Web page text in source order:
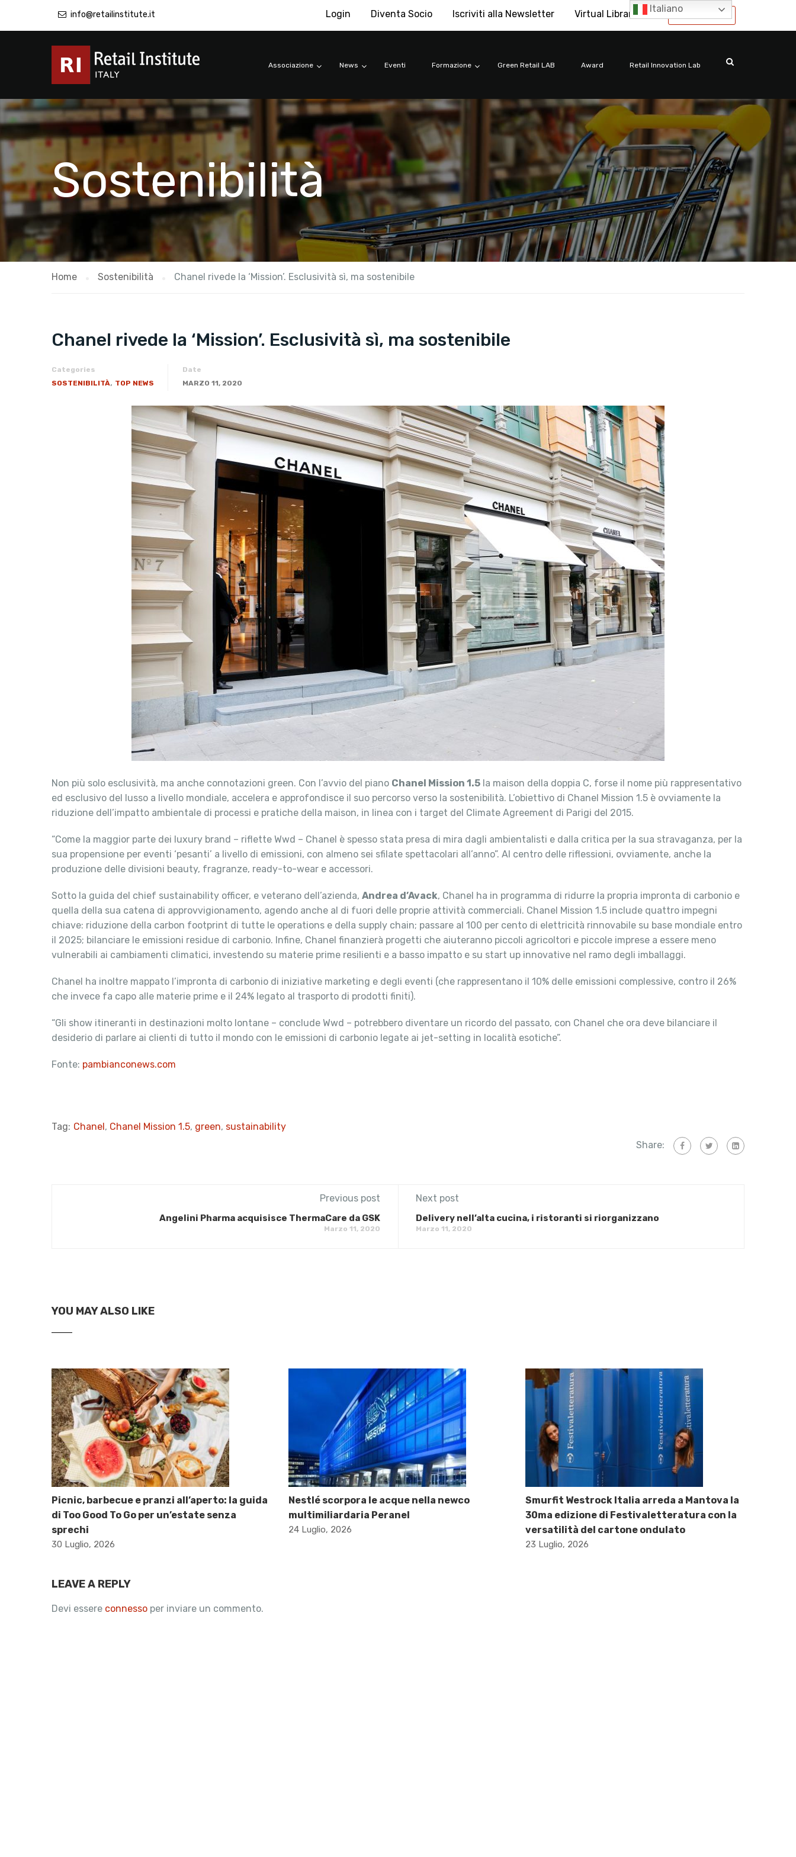
info@retailinstitute.it International
Login Diventa Socio Iscriviti alla Newsletter Virtual Library
Associazione News Eventi Formazione Green Retail LAB Award Retail Innovation Lab
Sostenibilità
Home Sostenibilità Chanel rivede la ‘Mission’. Esclusività sì, ma sostenibile
Chanel rivede la ‘Mission’. Esclusività sì, ma sostenibile
Categories
SOSTENIBILITÀ, TOP NEWS
Date
MARZO 11, 2020
Non più solo esclusività, ma anche connotazioni green. Con l’avvio del piano Chanel Mission 1.5 la maison della doppia C, forse il nome più rappresentativo
ed esclusivo del lusso a livello mondiale, accelera e approfondisce il suo percorso verso la sostenibilità. L’obiettivo di Chanel Mission 1.5 è ovviamente la
riduzione dell’impatto ambientale di processi e pratiche della maison, in linea con i target del Climate Agreement di Parigi del 2015.
“Come la maggior parte dei luxury brand – riflette Wwd – Chanel è spesso stata presa di mira dagli ambientalisti e dalla critica per la sua stravaganza, per la
sua propensione per eventi ‘pesanti’ a livello di emissioni, con almeno sei sfilate spettacolari all’anno”. Al centro delle riflessioni, ovviamente, anche la
produzione delle divisioni beauty, fragranze, ready-to-wear e accessori.
Sotto la guida del chief sustainability officer, e veterano dell’azienda, Andrea d’Avack, Chanel ha in programma di ridurre la propria impronta di carbonio e
quella della sua catena di approvvigionamento, agendo anche al di fuori delle proprie attività commerciali. Chanel Mission 1.5 include quattro impegni
chiave: riduzione della carbon footprint di tutte le operations e della supply chain; passare al 100 per cento di elettricità rinnovabile su base mondiale entro
il 2025; bilanciare le emissioni residue di carbonio. Infine, Chanel finanzierà progetti che aiuteranno piccoli agricoltori e piccole imprese a essere meno
vulnerabili ai cambiamenti climatici, investendo su materie prime resilienti e a basso impatto e su start up innovative nel ramo degli imballaggi.
Chanel ha inoltre mappato l’impronta di carbonio di iniziative marketing e degli eventi (che rappresentano il 10% delle emissioni complessive, contro il 26%
che invece fa capo alle materie prime e il 24% legato al trasporto di prodotti finiti).
“Gli show itineranti in destinazioni molto lontane – conclude Wwd – potrebbero diventare un ricordo del passato, con Chanel che ora deve bilanciare il
desiderio di parlare ai clienti di tutto il mondo con le emissioni di carbonio legate ai jet-setting in località esotiche”.
Fonte: pambianconews.com
Tag: Chanel, Chanel Mission 1.5, green, sustainability
Share:
Previous post
Angelini Pharma acquisisce ThermaCare da GSK
Marzo 11, 2020
Next post
Delivery nell’alta cucina, i ristoranti si riorganizzano
Marzo 11, 2020
YOU MAY ALSO LIKE
Picnic, barbecue e pranzi all’aperto: la guida
di Too Good To Go per un’estate senza
sprechi
30 Luglio, 2026
Nestlé scorpora le acque nella newco
multimiliardaria Peranel
24 Luglio, 2026
Smurfit Westrock Italia arreda a Mantova la
30ma edizione di Festivaletteratura con la
versatilità del cartone ondulato
23 Luglio, 2026
LEAVE A REPLY
Devi essere connesso per inviare un commento.
Italiano